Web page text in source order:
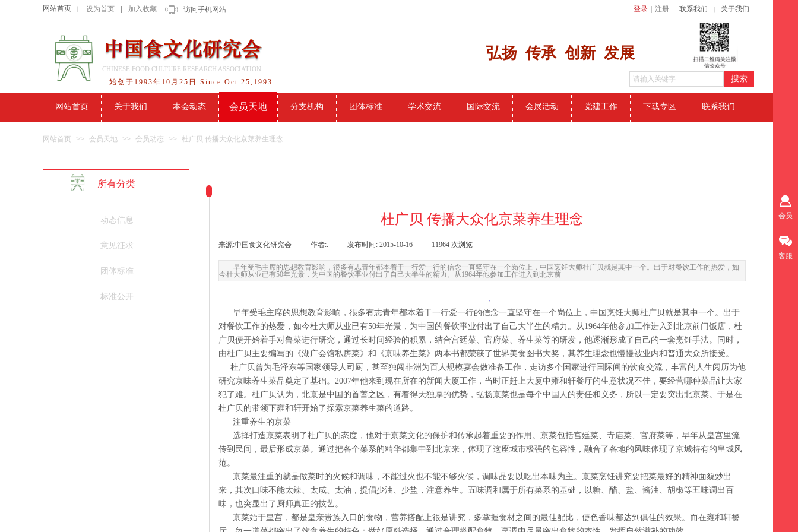
设为首页 加入收藏
网站首页 访问手机网站 登录 注册 联系我们 关于我们
始创于1993年10月25日 Since Oct.25,1993
CHINESE FOOD CULTURE RESEARCH ASSOCIATION
弘扬 传​承 创新 发展
搜索
网站首页 关于我们 本会动态 会员天地 分支机构 团体标准 学术交流 国际交流 会展活动 党建工作 下载专区 联系我们
网站首页 >> 会员天地 >> 会员动态 >> 杜广贝 传播大众化京菜养生理念
所有分类
杜广贝 传播大众化京菜养生理念
来源:中国食文化研究会 作者:. 发布时间: 2015-10-16 11964 次浏览
早年受毛主席的思想教育影响，很多有志青年都本着干一行爱一行的信念一直坚守在一个岗位上，中国烹饪大师杜广贝就是其中一个。出于对餐饮工作的热爱，如
今杜大师从业已有50年光景，为中国的餐饮事业付出了自己大半生的精力。从1964年他参加工作进入到北京前
早年受毛主席的思想教育影响，很多有志青年都本着干一行爱一行的信念一直坚守在一个岗位上，中国烹饪大师杜广贝就是其中一个。出于
对餐饮工作的热爱，如今杜大师从业已有50年光景，为中国的餐饮事业付出了自己大半生的精力。从1964年他参加工作进入到北京前门饭店，杜
广贝便开始着手对鲁菜进行研究，通过长时间经验的积累，结合宫廷菜、官府菜、养生菜等的研发，他逐渐形成了自己的一套烹饪手法。同时，
由杜广贝主要编写的《湖广会馆私房菜》和《京味养生菜》两本书都荣获了世界美食图书大奖，其养生理念也慢慢被业内和普通大众所接受。
杜广贝曾为毛泽东等国家领导人司厨，甚至独闯非洲为百人规模宴会做准备工作，走访多个国家进行国际间的饮食交流，丰富的人生阅历为他
研究京味养生菜品奠定了基础。2007年他来到现在所在的新闻大厦工作，当时正赶上大厦中雍和轩餐厅的生意状况不佳，要经营哪种菜品让大家
犯了难。杜广贝认为，北京是中国的首善之区，有着得天独厚的优势，弘扬京菜也是每个中国人的责任和义务，所以一定要突出北京菜。于是在
杜广贝的带领下雍和轩开始了探索京菜养生菜的道路。
注重养生的京菜
选择打造京菜表明了杜广贝的态度，他对于京菜文化的保护和传承起着重要的作用。京菜包括宫廷菜、寺庙菜、官府菜等，早年从皇宫里流
传到民间，最后形成京菜。通过把各个菜系的精华都集中到北京来，体现了这座城市极强的包容性，融合了各地的风味体现了京城特有的皇城风
范。
京菜最注重的就是做菜时的火候和调味，不能过火也不能不够火候，调味品要以吃出本味为主。京菜烹饪讲究要把菜最好的精神面貌炒出
来，其次口味不能太辣、太咸、太油，提倡少油、少盐，注意养生。五味调和属于所有菜系的基础，以糖、醋、盐、酱油、胡椒等五味调出百
味，也突显出了厨师真正的技艺。
京菜始于皇宫，都是皇亲贵族入口的食物，营养搭配上很是讲究，多掌握食材之间的最佳配比，使色香味都达到俱佳的效果。而在雍和轩餐
动态信息
意见征求
团体标准
标准公开
会员
客服